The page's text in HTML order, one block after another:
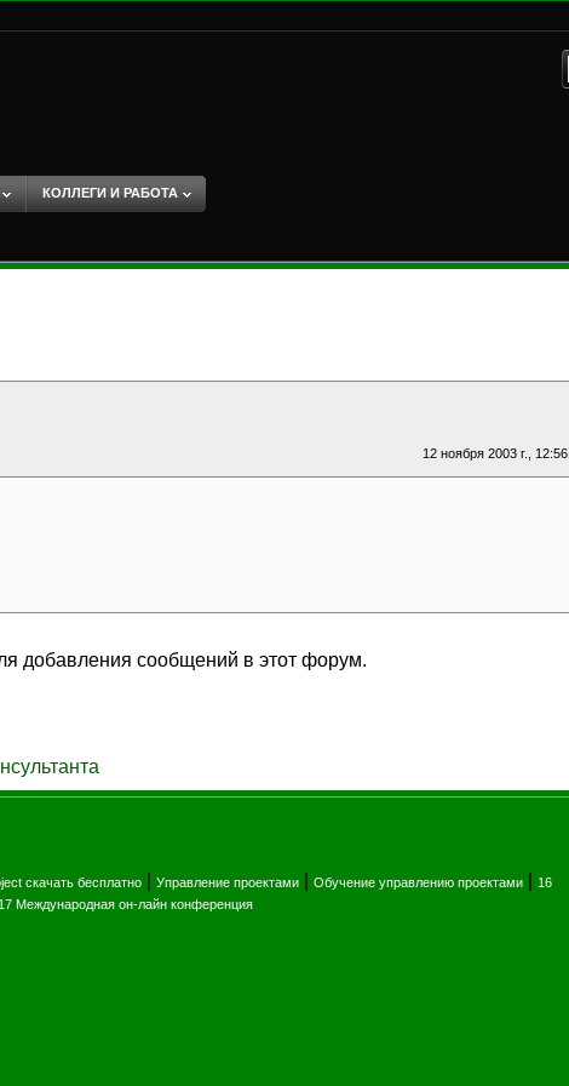
КОЛЛЕГИ И РАБОТА
12 ноября 2003 г., 12:56
добавления сообщений в этот форум.
скачать бесплатно Управление проектами Обучение управлению проектами
16
17 Международная он-лайн конференция